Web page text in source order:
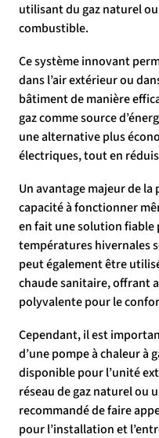
utilisant du gaz naturel
combustible.
Ce système innovant
dans l’air extérieur ou
bâtiment de manière
gaz comme source
une alternative plus
électriques, tout en
Un avantage majeur de la
capacité à fonctionner
en fait une solution fiable
températures hivernales
peut également être
chaude sanitaire, offrant
polyvalente pour le
Cependant, il est
d’une pompe à chaleur à
disponible pour l’unité
réseau de gaz naturel ou
recommandé de faire
pour l’installation et